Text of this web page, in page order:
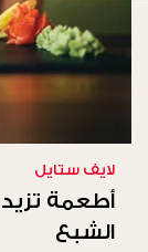
لايف ستايل
أطعمة
الشبع